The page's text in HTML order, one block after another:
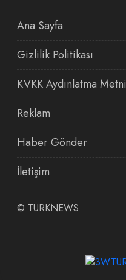
Ana Sayfa
Gizlilik Politikası
KVKK Aydınlatma Metni
Reklam
Haber Gönder
İletişim
© TURKNEWS